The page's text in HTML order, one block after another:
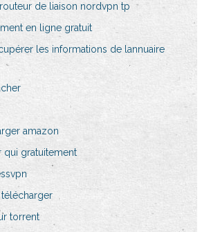
de liaison nordvpn tp
en ligne gratuit
les informations de lannuaire
amazon
qui gratuitement
télécharger
torrent